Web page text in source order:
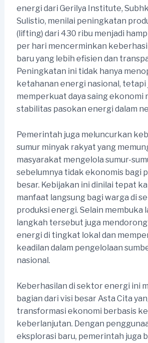
energi dari Gerilya Institute,
Sulistio, menilai peningkatan
(lifting) dari 430 ribu menjadi
per hari mencerminkan
baru yang lebih efisien dan
Peningkatan ini tidak hanya
ketahanan energi nasional, tetapi
memperkuat daya saing ekonomi
stabilitas pasokan energi dalam
Pemerintah juga meluncurkan
sumur minyak rakyat yang
masyarakat mengelola sumur-
sebelumnya tidak ekonomis bagi
besar. Kebijakan ini dinilai tepat
manfaat langsung bagi warga di
produksi energi. Selain membuka
langkah tersebut juga
energi di tingkat lokal dan
keadilan dalam pengelolaan
nasional.
Keberhasilan di sektor energi ini
bagian dari visi besar Asta Cita
transformasi ekonomi berbasis
keberlanjutan. Dengan
eksplorasi baru, pemerintah juga